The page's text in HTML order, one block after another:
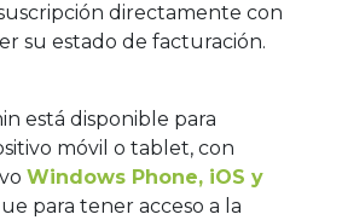
directamente con
su estado de facturación.
está disponible para
móvil o tablet, con
Windows Phone, iOS y
para tener acceso a la